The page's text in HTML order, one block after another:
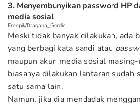
3. Menyembunyikan password HP
media sosial
Freepik/Dragana_Gordic
Meski tidak banyak dilakukan, ada
yang berbagi kata sandi atau
maupun akun media sosial
biasanya dilakukan lantaran sudah
satu sama lain.
Namun, jika dia mendadak